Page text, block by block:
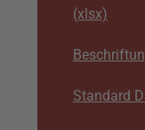
(xlsx)
Standard